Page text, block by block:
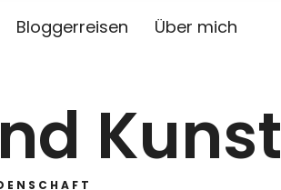
Bloggerreisen Über mich
Kunst